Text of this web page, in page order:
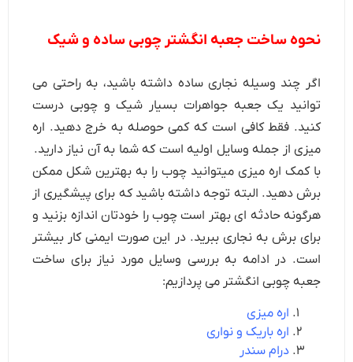
نحوه ساخت جعبه انگشتر چوبی ساده و شیک
اگر چند وسیله نجاری ساده داشته باشید، به راحتی می
توانید یک جعبه جواهرات بسیار شیک و چوبی درست
کنید. فقط کافی است که کمی حوصله به خرج دهید. اره
میزی از جمله وسایل اولیه است که شما به آن نیاز دارید.
با کمک اره میزی میتوانید چوب را به بهترین شکل ممکن
برش دهید. البته توجه داشته باشید که برای پیشگیری از
هرگونه حادثه ای بهتر است چوب را خودتان اندازه بزنید و
برای برش به نجاری ببرید. در این صورت ایمنی کار بیشتر
است. در ادامه به بررسی وسایل مورد نیاز برای ساخت
جعبه چوبی انگشتر می پردازیم:
اره میزی
اره باریک و نواری
درام سندر